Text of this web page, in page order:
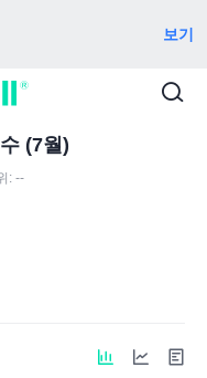
보기
(7월)
: --